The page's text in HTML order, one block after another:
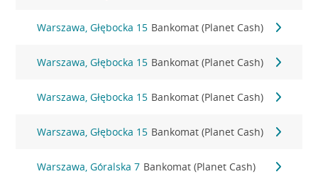
Warszawa, Głębocka 15 Bankomat (Planet Cash)
Warszawa, Głębocka 15 Bankomat (Planet Cash)
Warszawa, Głębocka 15 Bankomat (Planet Cash)
Warszawa, Głębocka 15 Bankomat (Planet Cash)
Warszawa, Góralska 7 Bankomat (Planet Cash)